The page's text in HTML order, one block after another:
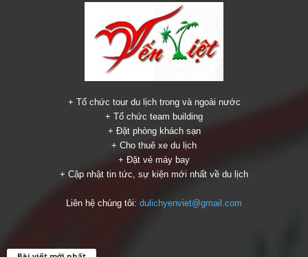
+ Tổ chức tour du lịch trong và ngoài nước
+ Tổ chức team building
+ Đặt phòng khách sạn
+ Cho thuê xe du lịch
+ Đặt vé máy bay
+ Cập nhật tin tức, sự kiện mới nhất về du lịch
Liên hệ chúng tôi: dulichyenviet@gmail.com